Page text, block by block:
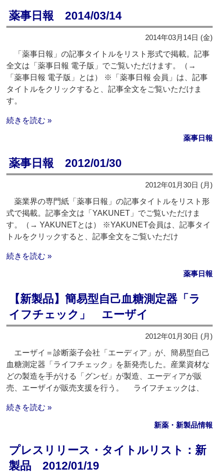
薬事日報 2014/03/14
2014年03月14日 (金)
「薬事日報」の記事タイトルをリスト形式で掲載。記事
全文は「薬事日報 電子版」でご覧いただけます。（→
「薬事日報 電子版」とは） ※「薬事日報 会員」は、記事
タイトルをクリックすると、記事全文をご覧いただけま
す。
続きを読む »
薬事日報
薬事日報 2012/01/30
2012年01月30日 (月)
薬業界の専門紙「薬事日報」の記事タイトルをリスト形
式で掲載。記事全文は「YAKUNET」でご覧いただけま
す。（→ YAKUNETとは） ※YAKUNET会員は、記事タイ
トルをクリックすると、記事全文をご覧いただけ
続きを読む »
薬事日報
【新製品】簡易型自己血糖測定器「ラ
イフチェック」 エーザイ
2012年01月30日 (月)
エーザイ＝診断薬子会社「エーディア」が、簡易型自己
血糖測定器「ライフチェック」を新発売した。産業資材な
どの製造を手がける「グンゼ」が製造、エーディアが販
売、エーザイが販売支援を行う。 ライフチェックは、
続きを読む »
新薬・新製品情報
プレスリリース・タイトルリスト：新
製品 2012/01/19